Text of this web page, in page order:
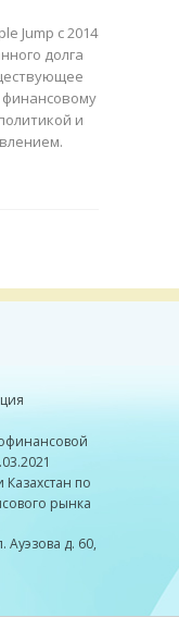
Jump с 2014
долга
и
Казахстан по
рынка
Ауэзова д. 60,